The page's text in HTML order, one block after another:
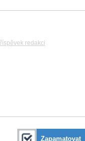
redakci
Zapamatovat